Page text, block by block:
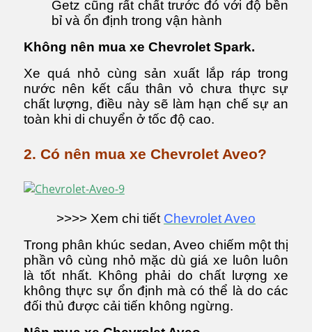
Getz cũng rất chất trước đó với độ bền
bỉ và ổn định trong vận hành
Không nên mua xe Chevrolet Spark.
Xe quá nhỏ cùng sản xuất lắp ráp trong
nước nên kết cấu thân vỏ chưa thực sự
chất lượng, điều này sẽ làm hạn chế sự an
toàn khi di chuyển ở tốc độ cao.
2. Có nên mua xe Chevrolet Aveo?
>>>> Xem chi tiết Chevrolet Aveo
Trong phân khúc sedan, Aveo chiếm một thị
phần vô cùng nhỏ mặc dù giá xe luôn luôn
là tốt nhất. Không phải do chất lượng xe
không thực sự ổn định mà có thể là do các
đối thủ được cải tiến không ngừng.